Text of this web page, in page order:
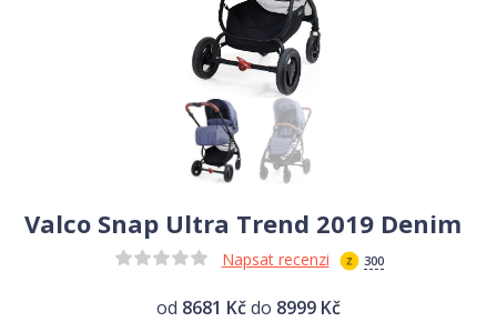
Valco Snap Ultra Trend 2019 Denim
Napsat recenzi 300
od 8681 Kčdo 8999 Kč